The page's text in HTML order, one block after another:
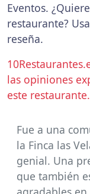
Eventos.
restaurante? Usa
reseña.
las opiniones
este restaurante.
Fue a una
la Finca las
genial. Una
que también